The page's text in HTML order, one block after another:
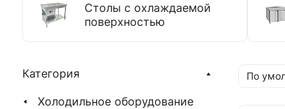
Столы с охлаждаемой
поверхностью
По
Категория
Холодильное оборудование